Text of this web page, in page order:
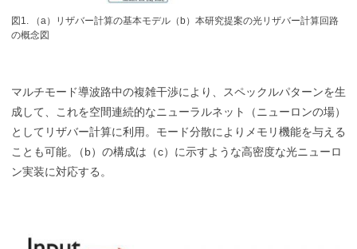
図1. （a）リザバー計算の基本モデル（b）本研究提案の光リザバー計算回路
の概念図
マルチモード導波路中の複雑干渉により、スペックルパターンを生
成して、これを空間連続的なニューラルネット（ニューロンの場）
としてリザバー計算に利用。モード分散によりメモリ機能を与える
ことも可能。
（b）の構成は（c）に示すような高密度な光ニューロ
ン実装に対応する。